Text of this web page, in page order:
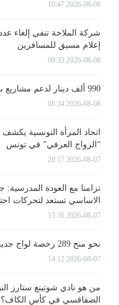
2026-08-08 10:47
شركة الملاحة تنفي إلغاء
إعلام مسبق للمسافرين
2026-08-08 09:35
990 ألف دينار لدعم مشاريع ببلدية قرقنة
2026-08-08 08:34
اتحاد المرأة التونسية
“الزواج العرفي” في تونس
2026-08-07 20:17
تزامنا مع العودة المدرسية:
الاساسي تستعد لتحركات
2026-08-07 15:36
نحو منح 289 رخصة لواج جديدة بولاية صفاقس
2026-08-07 14:12
من هو نادي شوتينغ ستارز
الصفاقسي في كأس الكاف؟